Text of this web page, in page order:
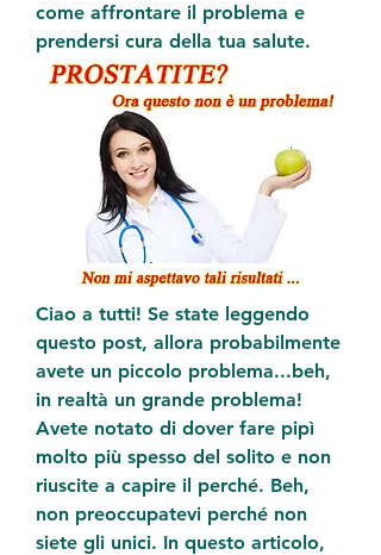
come affrontare il problema e
prendersi cura della tua salute.
Ciao a tutti! Se state leggendo
questo post, allora probabilmente
avete un piccolo problema...beh,
in realtà un grande problema!
Avete notato di dover fare pipì
molto più spesso del solito e non
riuscite a capire il perché. Beh,
non preoccupatevi perché non
siete gli unici. In questo articolo,